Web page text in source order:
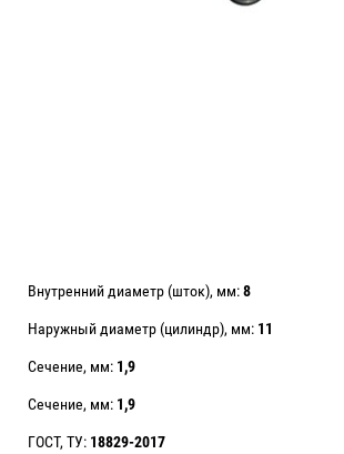
Внутренний диаметр (шток), мм:8
Наружный диаметр (цилиндр), мм: 11
Сечение, мм: 1,9
Сечение, мм: 1,9
ГОСТ, ТУ: 18829-2017